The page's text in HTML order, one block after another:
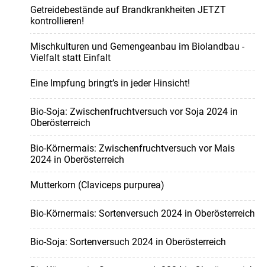
Getreidebestände auf Brandkrankheiten JETZT
kontrollieren!
Mischkulturen und Gemengeanbau im Biolandbau -
Vielfalt statt Einfalt
Eine Impfung bringt’s in jeder Hinsicht!
Bio-Soja: Zwischenfruchtversuch vor Soja 2024 in
Oberösterreich
Bio-Körnermais: Zwischenfruchtversuch vor Mais
2024 in Oberösterreich
Mutterkorn (Claviceps purpurea)
Bio-Körnermais: Sortenversuch 2024 in Oberösterreich
Bio-Soja: Sortenversuch 2024 in Oberösterreich